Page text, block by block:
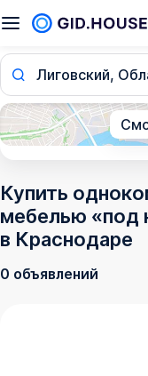
Лиговский,
Купить
мебелью «под
в Краснодаре
0 объявлений